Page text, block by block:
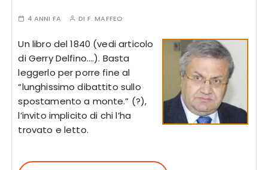
4 ANNI FA DI F. MAFFEO
Un libro del 1840 (vedi articolo
di Gerry Delfino….). Basta
leggerlo per porre fine al
“lunghissimo dibattito sullo
spostamento a monte.” (?),
l’invito implicito di chi l’ha
trovato e letto.